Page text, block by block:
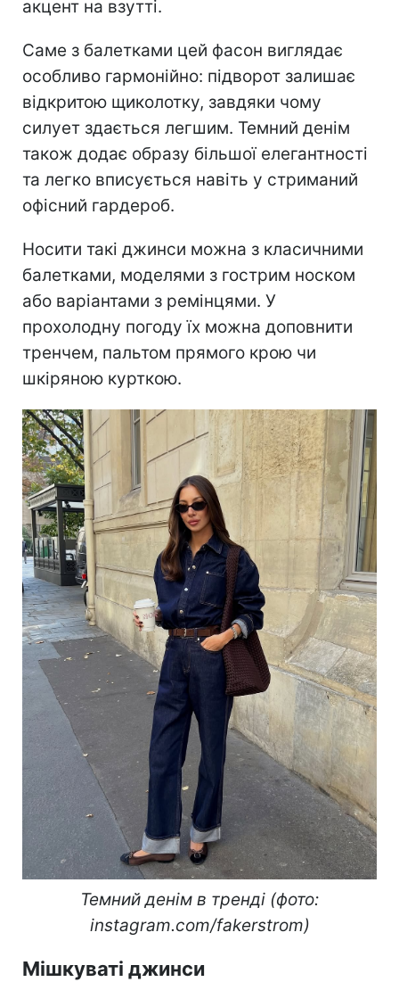
акцент на взутті.
Саме з балетками цей фасон виглядає
особливо гармонійно: підворот залишає
відкритою щиколотку, завдяки чому
силует здається легшим. Темний денім
також додає образу більшої елегантності
та легко вписується навіть у стриманий
офісний гардероб.
Носити такі джинси можна з класичними
балетками, моделями з гострим носком
або варіантами з ремінцями. У
прохолодну погоду їх можна доповнити
тренчем, пальтом прямого крою чи
шкіряною курткою.
Темний денім в тренді (фото:
instagram.com/fakerstrom)
Мішкуваті джинси